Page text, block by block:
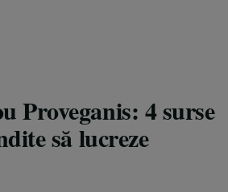
Proveganis: 4 surse
să lucreze